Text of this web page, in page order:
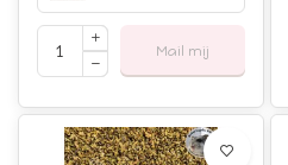
Mail mij